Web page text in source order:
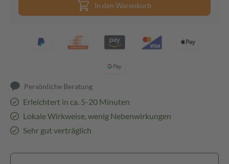
In den Warenkorb
Persönliche Beratung
Erleichtert in ca. 5-20 Minuten
Lokale Wirkweise, wenig Nebenwirkungen
Sehr gut verträglich